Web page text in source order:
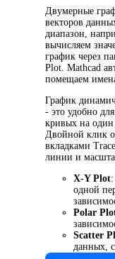
Двумерные
векторов
диапазон,
вычисляем
график через
Plot. Mathcad
помещаем
График
- это удобно
кривых на один
Двойной клик
вкладками
линии и
X-Y Plot
одной
Polar
Scatter
данных,